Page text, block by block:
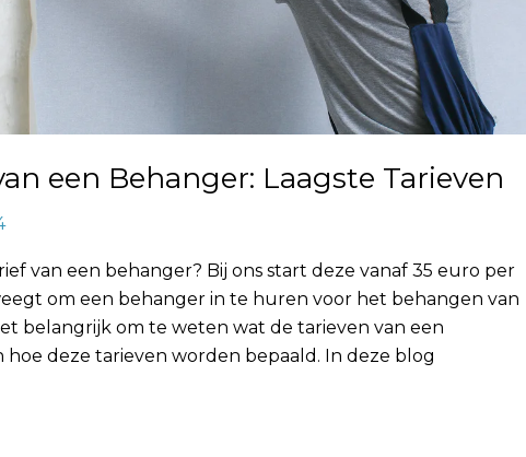
een Behanger: Laagste Tarieven
van een behanger? Bij ons start deze vanaf 35 euro per
om een behanger in te huren voor het behangen van
belangrijk om te weten wat de tarieven van een
hoe deze tarieven worden bepaald. In deze blog